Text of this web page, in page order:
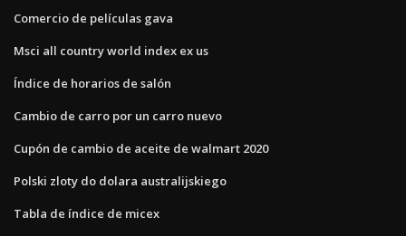
Comercio de películas gava
Msci all country world index ex us
Índice de horarios de salón
Cambio de carro por un carro nuevo
Cupón de cambio de aceite de walmart 2020
Polski zloty do dolara australijskiego
Tabla de índice de micex